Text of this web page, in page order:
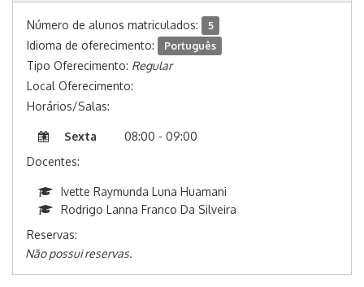
Número de alunos matriculados: 5
Idioma de oferecimento: Português
Tipo Oferecimento: Regular
Local Oferecimento:
Horários/Salas:
Sexta
08:00 - 09:00
Docentes:
Ivette Raymunda Luna Huamani
Rodrigo Lanna Franco Da Silveira
Reservas:
Não possui reservas.